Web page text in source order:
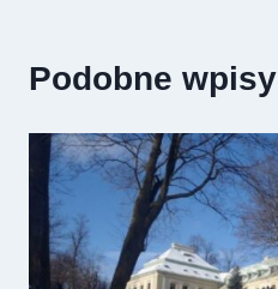
Podobne wpisy